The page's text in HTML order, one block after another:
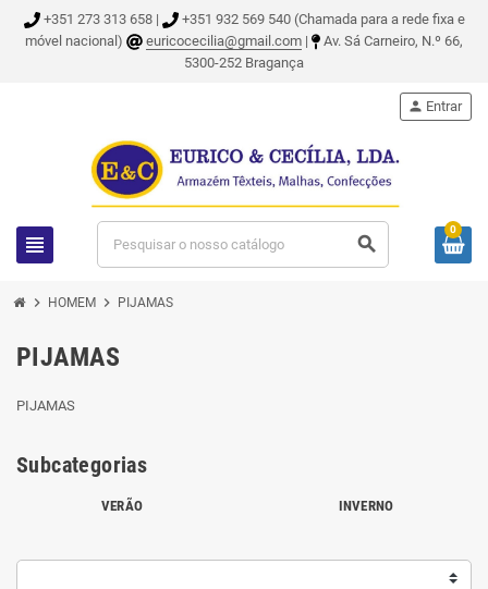
+351 273 313 658 |
+351 932 569 540 (Chamada para a rede fixa e
móvel nacional)
euricocecilia@gmail.com |
Av. Sá Carneiro, N.º 66,
5300-252 Bragança
view_headline search
person Entrar
0
chevron_right HOMEM chevron_right PIJAMAS
PIJAMAS
PIJAMAS
Subcategorias
VERÃO INVERNO